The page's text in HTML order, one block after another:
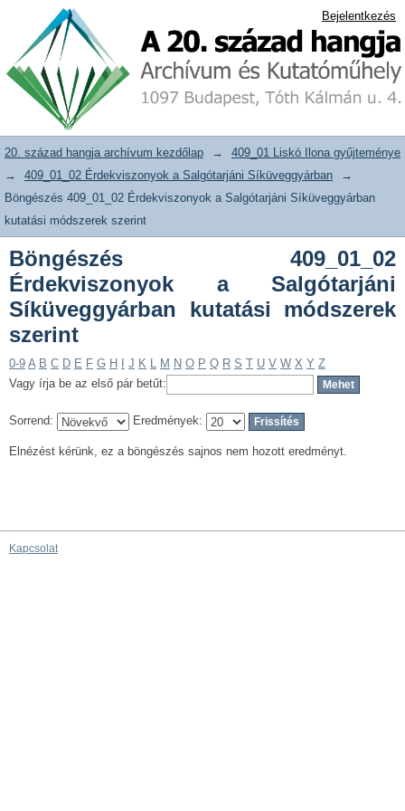
Böngészés 409_01_02 Érdekviszonyok
a Salgótarjáni Síküveggyárban kutatási
módszerek szerint
20. század hangja archívum adattár Bejelentkezés
20. század hangja archívum kezdőlap →
409_01 Liskó Ilona gyűjteménye
→
409_01_02 Érdekviszonyok a Salgótarjáni Síküveggyárban
→
Böngészés 409_01_02 Érdekviszonyok a Salgótarjáni Síküveggyárban
kutatási módszerek szerint
Böngészés 409_01_02
Érdekviszonyok a Salgótarjáni
Síküveggyárban kutatási módszerek
szerint
0-9 A B C D E F G H J K L M N O P Q R S T U V W X Y Z
Vagy írja be az első pár betűt:
Sorrend: Eredmények:
Elnézést kérünk, ez a böngészés sajnos nem hozott eredményt.
Kapcsolat